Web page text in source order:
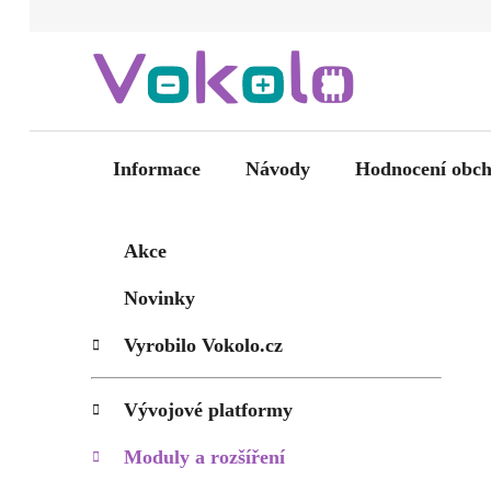
Informace Návody Hodnocení
r
a
n
í
kategorie
g
r
i
Akce
Novinky
Vyrobilo Vokolo.cz
Vývojové platformy
Moduly a rozšíření